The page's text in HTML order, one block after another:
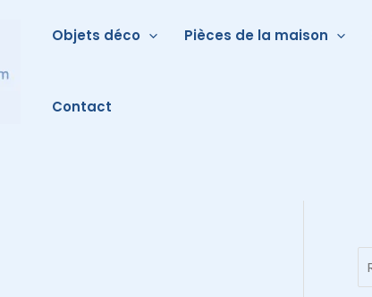
Objets déco Pièces de la maison
Contact